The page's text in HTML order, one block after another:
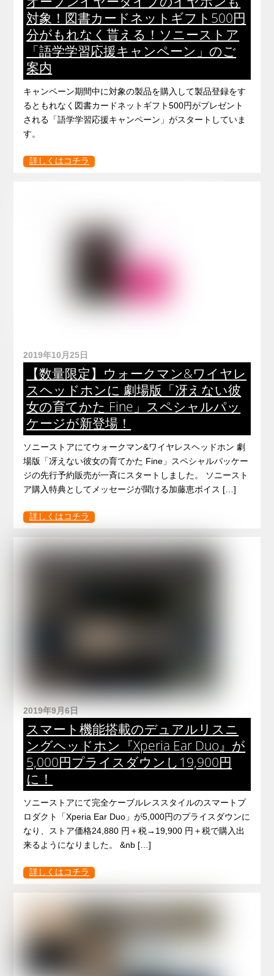
対象！図書カードネットギフト500円
分がもれなく貰える！ソニーストア
「語学学習応援キャンペーン」のご
案内
キャンペーン期間中に対象の製品を購入して製品登録をす
るともれなく図書カードネットギフト500円がプレゼント
される「語学学習応援キャンペーン」がスタートしていま
す。
詳しくはコチラ
2019年10月25日
【数量限定】ウォークマン&ワイヤレ
スヘッドホンに 劇場版「冴えない彼
女の育てかた Fine」スペシャルパッ
ケージが新登場！
ソニーストアにてウォークマン&ワイヤレスヘッドホン 劇
場版「冴えない彼女の育てかた Fine」スペシャルパッケー
ジの先行予約販売が一斉にスタートしました。 ソニースト
ア購入特典としてメッセージが聞ける加藤恵ボイス […]
詳しくはコチラ
2019年9月6日
スマート機能搭載のデュアルリスニ
ングヘッドホン『Xperia Ear Duo』が
5,000円プライスダウンし19,900円
に！
ソニーストアにて完全ケーブルレススタイルのスマートプ
ロダクト「Xperia Ear Duo」が5,000円のプライスダウンに
なり、ストア価格24,880 円＋税→19,900 円＋税で購入出
来るようになりました。 &nb […]
詳しくはコチラ